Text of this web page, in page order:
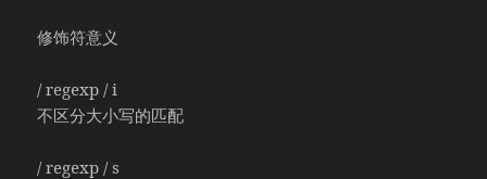
修饰符意义
/ regexp / i
不区分大小写的匹配
/ regexp / s